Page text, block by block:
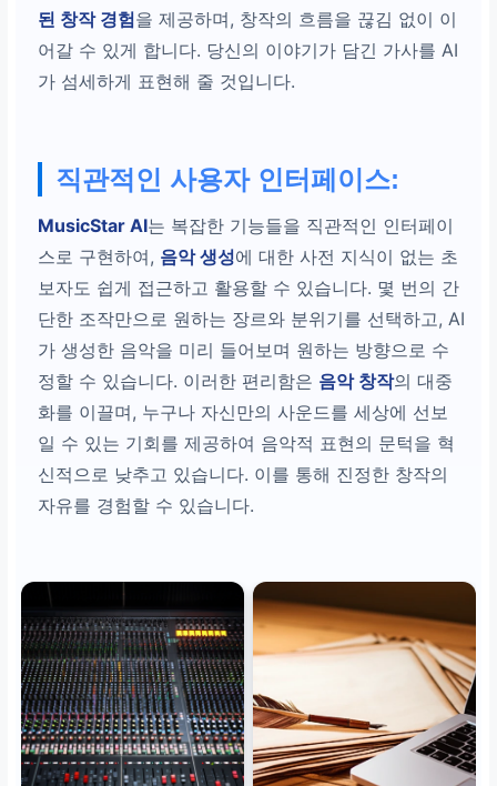
된 창작 경험을 제공하며, 창작의 흐름을 끊김 없이 이
어갈 수 있게 합니다. 당신의 이야기가 담긴 가사를 AI
가 섬세하게 표현해 줄 것입니다.
직관적인 사용자 인터페이스:
MusicStar AI는 복잡한 기능들을 직관적인 인터페이
스로 구현하여, 음악 생성에 대한 사전 지식이 없는 초
보자도 쉽게 접근하고 활용할 수 있습니다. 몇 번의 간
단한 조작만으로 원하는 장르와 분위기를 선택하고, AI
가 생성한 음악을 미리 들어보며 원하는 방향으로 수
정할 수 있습니다. 이러한 편리함은 음악 창작의 대중
화를 이끌며, 누구나 자신만의 사운드를 세상에 선보
일 수 있는 기회를 제공하여 음악적 표현의 문턱을 혁
신적으로 낮추고 있습니다. 이를 통해 진정한 창작의
자유를 경험할 수 있습니다.